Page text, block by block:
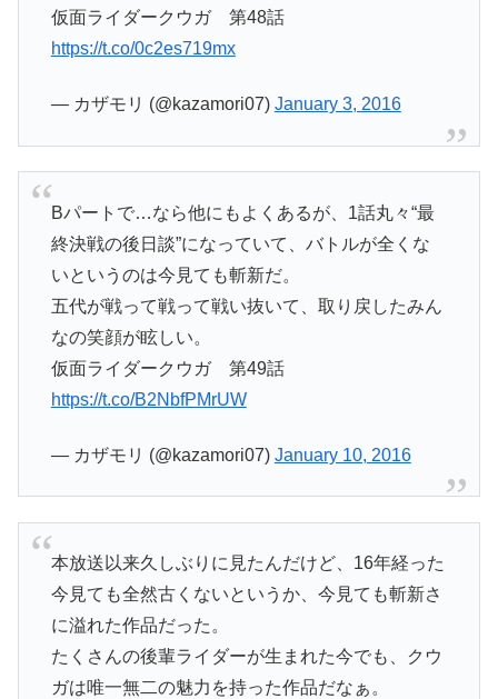
仮面ライダークウガ 第48話
https://t.co/0c2es719mx
— カザモリ (@kazamori07) January 3, 2016
Bパートで…なら他にもよくあるが、1話丸々“最
終決戦の後日談”になっていて、バトルが全くな
いというのは今見ても斬新だ。
五代が戦って戦って戦い抜いて、取り戻したみん
なの笑顔が眩しい。
仮面ライダークウガ 第49話
https://t.co/B2NbfPMrUW
— カザモリ (@kazamori07) January 10, 2016
本放送以来久しぶりに見たんだけど、16年経った
今見ても全然古くないというか、今見ても斬新さ
に溢れた作品だった。
たくさんの後輩ライダーが生まれた今でも、クウ
ガは唯一無二の魅力を持った作品だなぁ。